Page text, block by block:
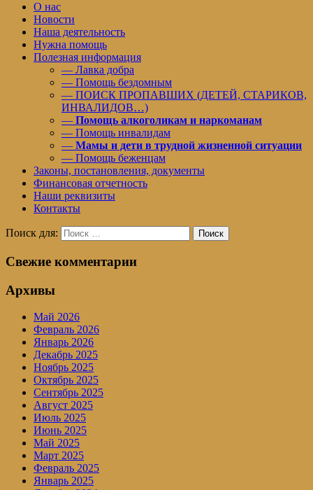
О нас
Новости
Наша деятельность
Нужна помощь
Полезная информация
— Лавка добра
— Помощь бездомным
— ПОИСК ПРОПАВШИХ (ДЕТЕЙ, СТАРИКОВ,
ИНВАЛИДОВ…)
— Помощь алкоголикам и наркоманам
— Помощь инвалидам
— Мамы и дети в трудной жизненной ситуации
— Помощь беженцам
Законы, постановления, документы
Финансовая отчетность
Наши реквизиты
Контакты
Поиск для: Поиск
Свежие комментарии
Архивы
Май 2026
Февраль 2026
Январь 2026
Декабрь 2025
Ноябрь 2025
Октябрь 2025
Сентябрь 2025
Август 2025
Июль 2025
Июнь 2025
Май 2025
Март 2025
Февраль 2025
Январь 2025